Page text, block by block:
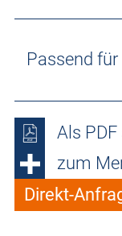
Passend für
Als
zum
Direkt-